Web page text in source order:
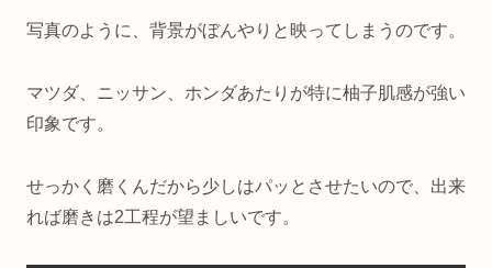
写真のように、背景がぼんやりと映ってしまうのです。
マツダ、ニッサン、ホンダあたりが特に柚子肌感が強い
印象です。
せっかく磨くんだから少しはパッとさせたいので、出来
れば磨きは2工程が望ましいです。